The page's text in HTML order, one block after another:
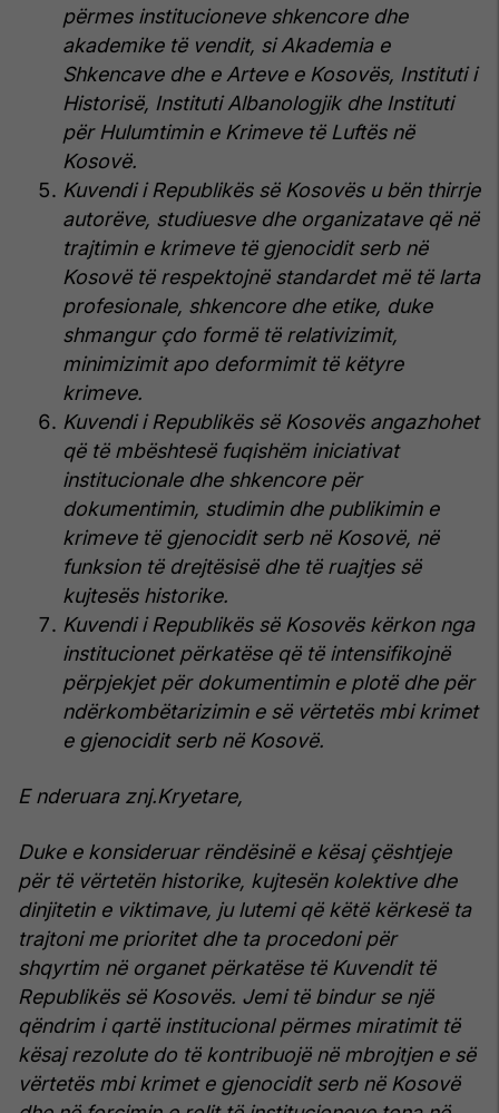
përmes institucioneve shkencore dhe
akademike të vendit, si Akademia e
Shkencave dhe e Arteve e Kosovës, Instituti i
Historisë, Instituti Albanologjik dhe Instituti
për Hulumtimin e Krimeve të Luftës në
Kosovë.
Kuvendi i Republikës së Kosovës u bën thirrje
autorëve, studiuesve dhe organizatave që në
trajtimin e krimeve të gjenocidit serb në
Kosovë të respektojnë standardet më të larta
profesionale, shkencore dhe etike, duke
shmangur çdo formë të relativizimit,
minimizimit apo deformimit të këtyre
krimeve.
Kuvendi i Republikës së Kosovës angazhohet
që të mbështesë fuqishëm iniciativat
institucionale dhe shkencore për
dokumentimin, studimin dhe publikimin e
krimeve të gjenocidit serb në Kosovë, në
funksion të drejtësisë dhe të ruajtjes së
kujtesës historike.
Kuvendi i Republikës së Kosovës kërkon nga
institucionet përkatëse që të intensifikojnë
përpjekjet për dokumentimin e plotë dhe për
ndërkombëtarizimin e së vërtetës mbi krimet
e gjenocidit serb në Kosovë.
E nderuara znj.Kryetare,
Duke e konsideruar rëndësinë e kësaj çështjeje
për të vërtetën historike, kujtesën kolektive dhe
dinjitetin e viktimave, ju lutemi që këtë kërkesë ta
trajtoni me prioritet dhe ta procedoni për
shqyrtim në organet përkatëse të Kuvendit të
Republikës së Kosovës. Jemi të bindur se një
qëndrim i qartë institucional përmes miratimit të
kësaj rezolute do të kontribuojë në mbrojtjen e së
vërtetës mbi krimet e gjenocidit serb në Kosovë